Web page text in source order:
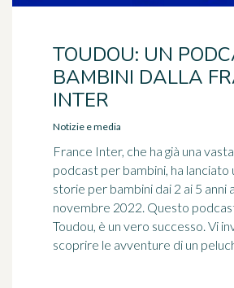
TOUDOU: UN
BAMBINI DALLA
INTER
Notizie e media
France Inter, che ha già una
podcast per bambini, ha lanciato
storie per bambini dai 2 ai 5 anni
novembre 2022. Questo
Toudou, è un vero successo. Vi
scoprire le avventure di un